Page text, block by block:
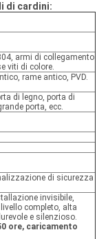
di cardini:
armi di collegamento
viti di colore.
rame antico, PVD.
di legno, porta di
porta, ecc.
di sicurezza
invisibile,
completo, alta
e silenzioso.
ore, caricamento